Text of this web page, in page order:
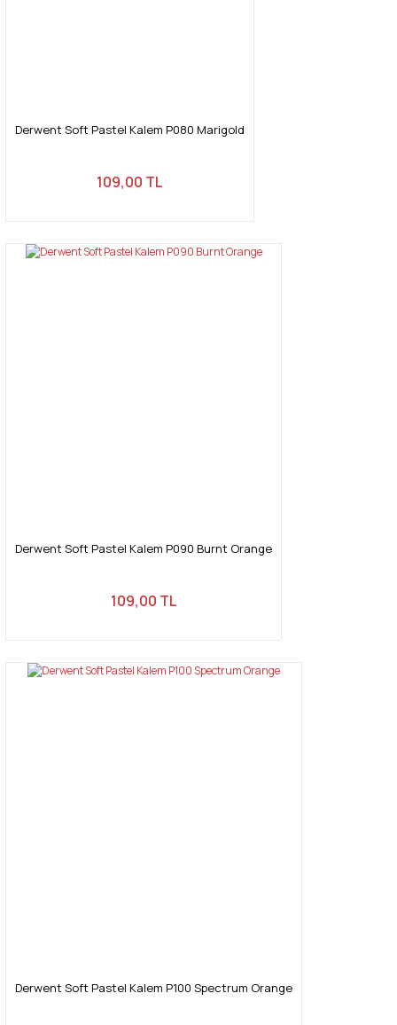
Derwent Soft Pastel Kalem P080 Marigold
109,00 TL
Derwent Soft Pastel Kalem P090 Burnt Orange
109,00 TL
Derwent Soft Pastel Kalem P100 Spectrum Orange